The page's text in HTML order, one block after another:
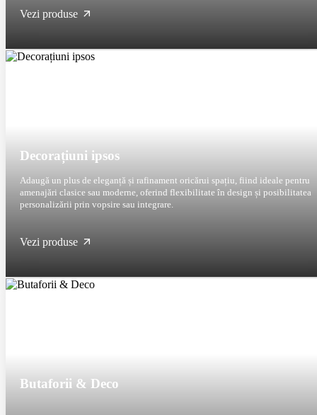
Vezi produse
Decorațiuni ipsos
Adaugă un plus de eleganță și rafinament oricărui spațiu, fiind ideale pentru
amenajări clasice sau moderne, oferind flexibilitate în design și posibilitatea
personalizării prin vopsire sau integrare.
Vezi produse
Butaforii & Deco